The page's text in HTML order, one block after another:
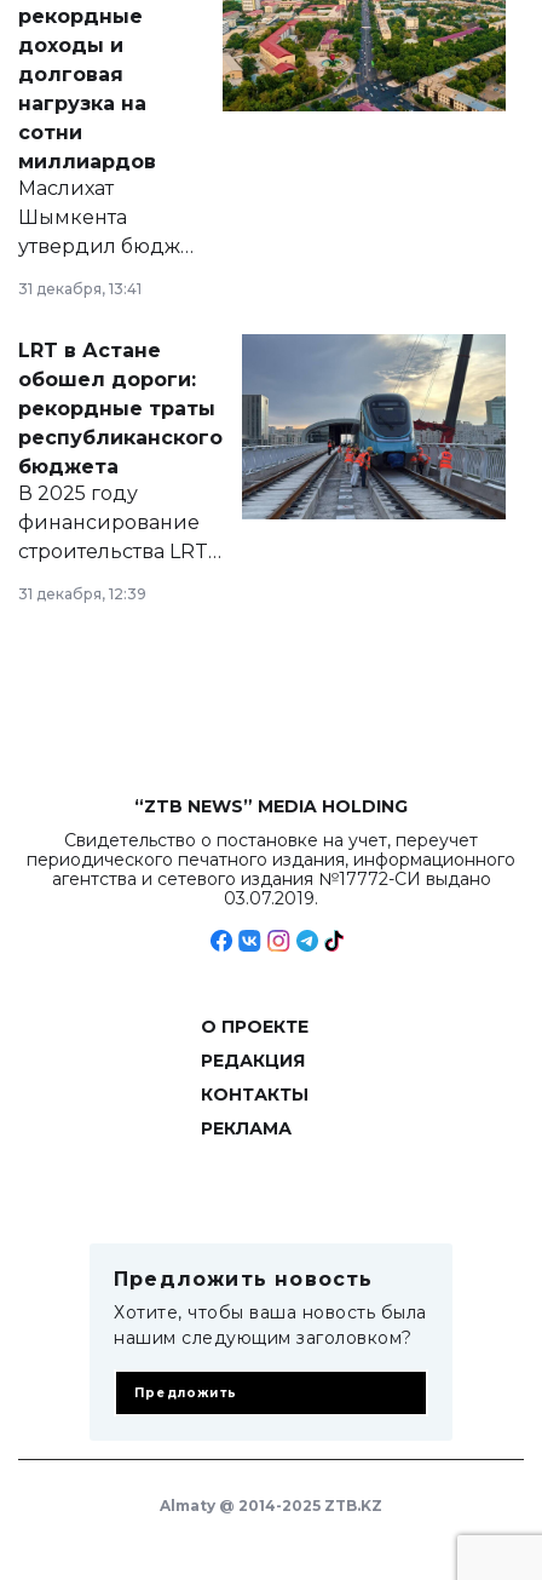
рекордные
доходы и
долговая
нагрузка на
сотни
миллиардов
Маслихат
Шымкента
утвердил бюджет
города на 2026–
2028 годы.
документ
появился в базе
нормативных
правовых актов и
на сайте маслихат
города.
31 декабря, 13:41
LRT в Астане
обошел дороги:
рекордные траты
республиканского
бюджета
В 2025 году
финансирование
строительства LRT
в Астане из
республиканского
31 декабря, 12:39
“ZTB NEWS” MEDIA HOLDING
Свидетельство о постановке на учет, переучет
периодического печатного издания, информационного
агентства и сетевого издания №17772-СИ выдано
03.07.2019.
О ПРОЕКТЕ
РЕДАКЦИЯ
КОНТАКТЫ
РЕКЛАМА
Предложить новость
Хотите, чтобы ваша новость была
нашим следующим заголовком?
Предложить
Almaty @ 2014-2025 ZTB.KZ